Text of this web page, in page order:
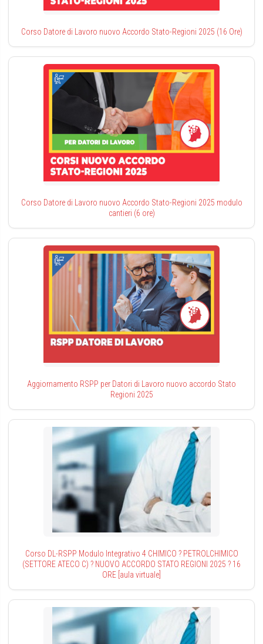
Corso Datore di Lavoro nuovo Accordo Stato-Regioni 2025 (16 Ore)
Corso Datore di Lavoro nuovo Accordo Stato-Regioni 2025 modulo
cantieri (6 ore)
Aggiornamento RSPP per Datori di Lavoro nuovo accordo Stato
Regioni 2025
Corso DL-RSPP Modulo Integrativo 4 CHIMICO ? PETROLCHIMICO
(SETTORE ATECO C) ? NUOVO ACCORDO STATO REGIONI 2025 ? 16
ORE [aula virtuale]